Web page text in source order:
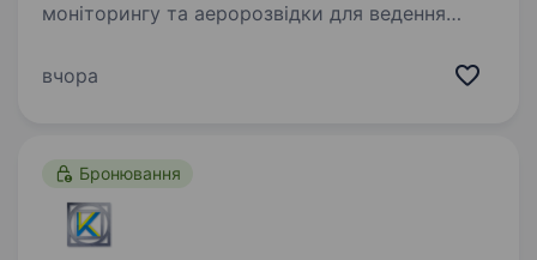
моніторингу та аеророзвідки для ведення
виявлення цілей та забезпечення
вчора
Бронювання